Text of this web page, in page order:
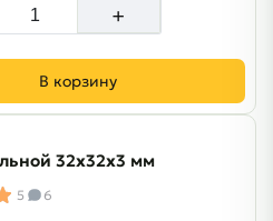
+
В корзину
32х32х3 мм
5 6